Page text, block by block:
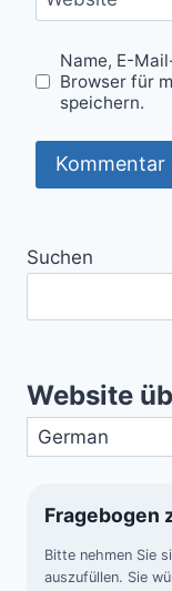
Name, E-
Browser für
speichern.
Suchen
Website
Fragebogen
Bitte nehmen Sie
auszufüllen. Sie